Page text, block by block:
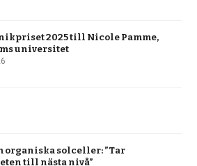
2025 till Nicole Pamme,
universitet
organiska solceller: ”Tar
till nästa nivå”